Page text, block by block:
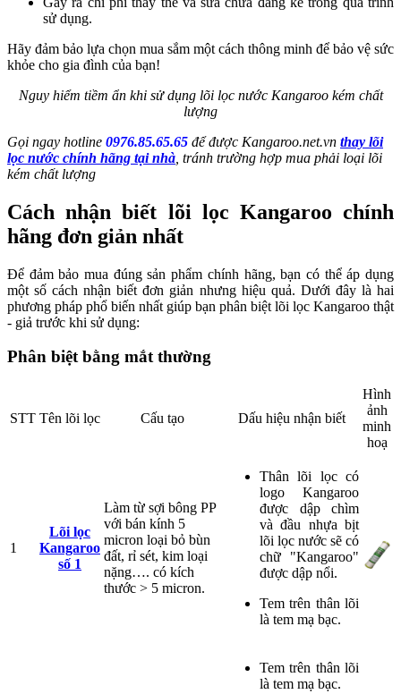
sử dụng.
Hãy đảm bảo lựa chọn mua sắm một cách thông minh để bảo vệ sức
khỏe cho gia đình của bạn!
Nguy hiểm tiềm ẩn khi sử dụng lõi lọc nước Kangaroo kém chất
lượng
Gọi ngay hotline 0976.85.65.65 để được Kangaroo.net.vn thay lõi
lọc nước chính hãng tại nhà , tránh trường hợp mua phải loại lõi
kém chất lượng
Cách nhận biết lõi lọc Kangaroo chính
hãng đơn giản nhất
Để đảm bảo mua đúng sản phẩm chính hãng, bạn có thể áp dụng
một số cách nhận biết đơn giản nhưng hiệu quả. Dưới đây là hai
phương pháp phổ biến nhất giúp bạn phân biệt lõi lọc Kangaroo thật
- giả trước khi sử dụng:
Phân biệt bằng mắt thường
STT Tên lõi lọc Cấu tạo Dấu hiệu nhận biết
Hình
ảnh
minh
hoạ
1
Lõi lọc
Kangaroo
số 1
Làm từ sợi bông PP
với bán kính 5
micron loại bỏ bùn
đất, rỉ sét, kim loại
nặng…. có kích
thước > 5 micron.
Thân lõi lọc có
logo Kangaroo
được dập chìm
và đầu nhựa bịt
lõi lọc nước sẽ có
chữ "Kangaroo"
được dập nổi.
Tem trên thân lõi
là tem mạ bạc.
Tem trên thân lõi
là tem mạ bạc.